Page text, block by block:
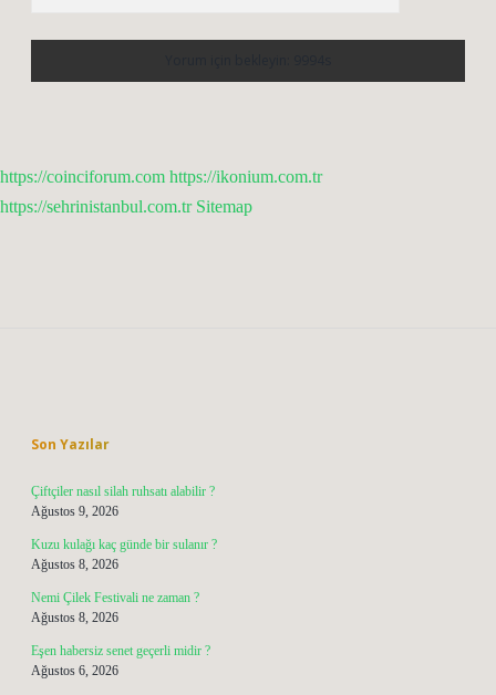
https://coinciforum.com https://ikonium.com.tr
https://sehrinistanbul.com.tr Sitemap
Son Yazılar
Çiftçiler nasıl silah ruhsatı alabilir ?
Ağustos 9, 2026
Kuzu kulağı kaç günde bir sulanır ?
Ağustos 8, 2026
Nemi Çilek Festivali ne zaman ?
Ağustos 8, 2026
Eşen habersiz senet geçerli midir ?
Ağustos 6, 2026